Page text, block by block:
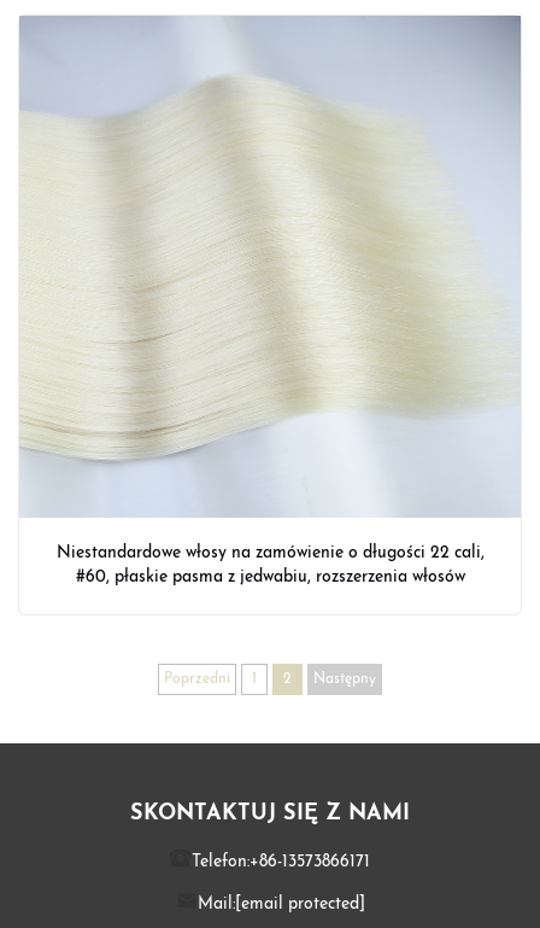
Niestandardowe włosy na zamówienie o długości 22 cali,
#60, płaskie pasma z jedwabiu, rozszerzenia włosów
Poprzedni 2 Następny
SKONTAKTUJ SIĘ Z NAMI
Telefon:+86-13573866171
Mail:[email protected]